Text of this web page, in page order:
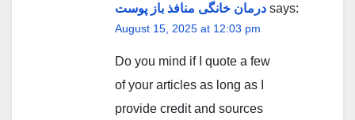
درمان خانگی منافذ باز پوست says:
August 15, 2025 at 12:03 pm
Do you mind if I quote a few
of your articles as long as I
provide credit and sources